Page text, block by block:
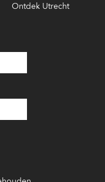
Ontdek Utrecht